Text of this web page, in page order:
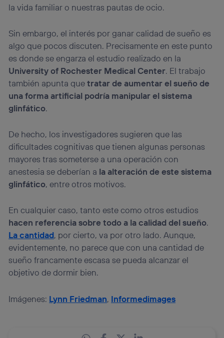
la vida familiar o nuestras pautas de ocio.
Sin embargo, el interés por ganar calidad de sueño es
algo que pocos discuten. Precisamente en este punto
es donde se engarza el estudio realizado en la
University of Rochester Medical Center. El trabajo
también apunta quetratar de aumentar el sueño de
una forma artificial podría manipular el sistema
glinfático.
De hecho, los investigadores sugieren que las
dificultades cognitivas que tienen algunas personas
mayores tras someterse a una operación con
anestesia se deberían a la alteración de este sistema
glinfático, entre otros motivos.
En cualquier caso, tanto este como otros estudios
hacen referencia sobre todo a la calidad del sueño.
La cantidad, por cierto, va por otro lado. Aunque,
evidentemente, no parece que con una cantidad de
sueño francamente escasa se pueda alcanzar el
objetivo de dormir bien.
Imágenes: Lynn Friedman, Informedimages